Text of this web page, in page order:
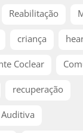
Reabilitação
criança
Coclear
recuperação